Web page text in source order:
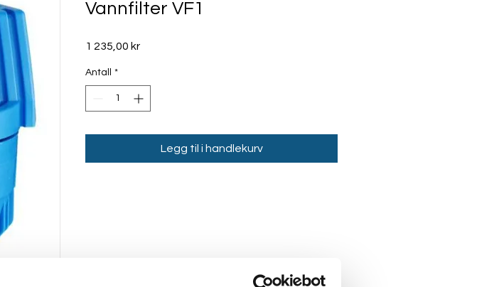
Vannfilter VF1
1 235,00 krPris
Antall *
Legg til i handlekurv